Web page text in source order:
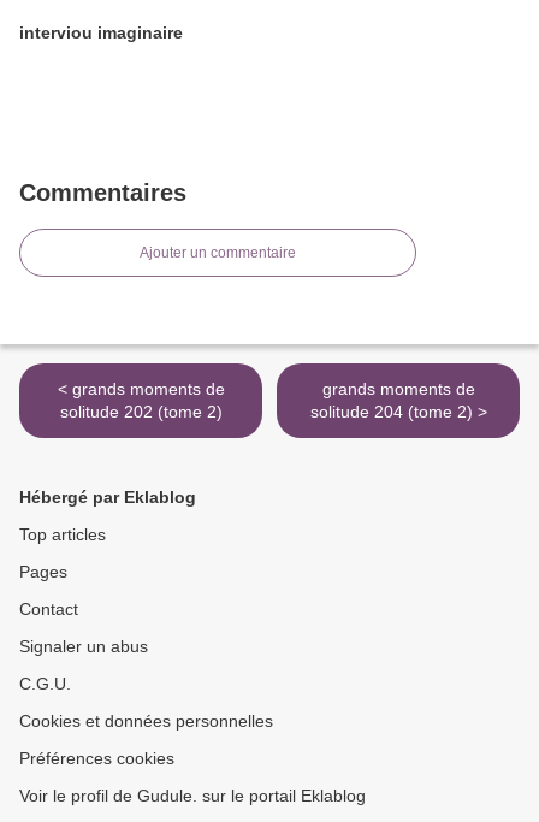
interviou imaginaire
Commentaires
Ajouter un commentaire
< grands moments de
solitude 202 (tome 2)
grands moments de
solitude 204 (tome 2) >
Hébergé par Eklablog
Top articles
Pages
Contact
Signaler un abus
C.G.U.
Cookies et données personnelles
Préférences cookies
Voir le profil de Gudule. sur le portail Eklablog